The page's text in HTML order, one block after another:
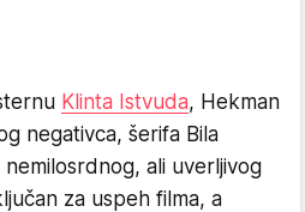
Klinta Istvuda, Hekman
negativca, šerifa Bila
ali uverljivog
za uspeh filma, a